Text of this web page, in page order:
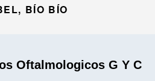
BÍO BÍO
Oftalmologicos G Y C